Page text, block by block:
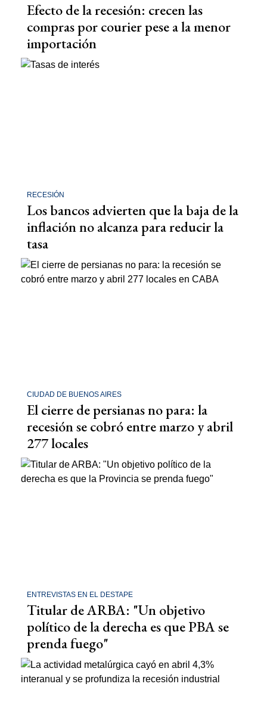
Efecto de la recesión: crecen las
compras por courier pese a la menor
importación
RECESIÓN
Los bancos advierten que la baja de la
inflación no alcanza para reducir la
tasa
CIUDAD DE BUENOS AIRES
El cierre de persianas no para: la
recesión se cobró entre marzo y abril
277 locales
ENTREVISTAS EN EL DESTAPE
Titular de ARBA: "Un objetivo
político de la derecha es que PBA se
prenda fuego"